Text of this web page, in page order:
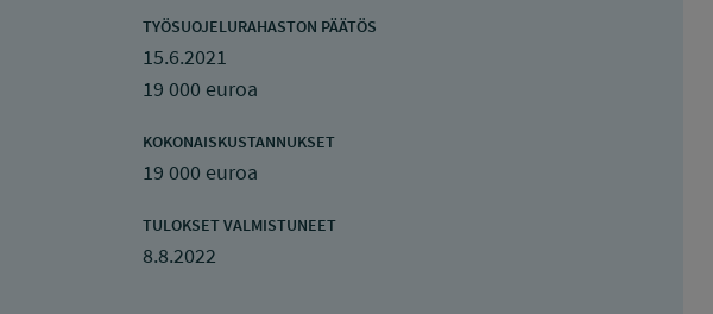
TYÖSUOJELURAHASTON PÄÄTÖS
15.6.2021
19 000 euroa
KOKONAISKUSTANNUKSET
19 000 euroa
TULOKSET VALMISTUNEET
8.8.2022